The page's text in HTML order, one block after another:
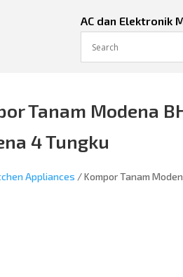
AC dan Elektronik
Tanam Modena
4 Tungku
Appliances / Kompor Tanam